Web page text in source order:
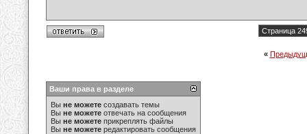
Страница
«
Ваши права в разделе
Вы не можете создавать темы
Вы не можете отвечать на сообщения
Вы не можете прикреплять файлы
Вы не можете редактировать сообщения